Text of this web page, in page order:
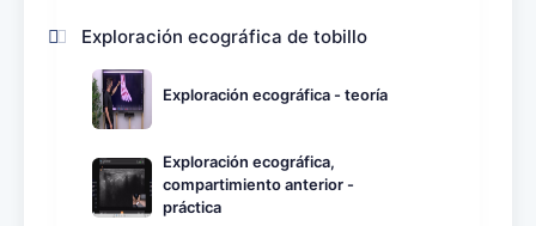
Exploración ecográfica de tobillo
Exploración ecográfica - teoría
Exploración ecográfica,
compartimiento anterior -
práctica